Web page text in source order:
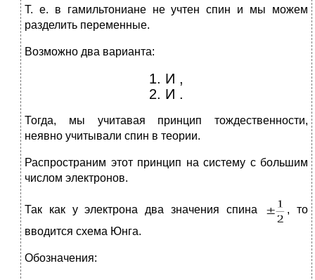
Т. е. в гамильтониане не учтен спин и мы можем
разделить переменные.
Возможно два варианта:
1. И ,
2. И .
Тогда, мы учитавая принцип тождественности,
неявно учитывали спин в теории.
Распространим этот принцип на систему с большим
числом электронов.
Так как у электрона два значения спина
, то
вводится схема Юнга.
Обозначения: